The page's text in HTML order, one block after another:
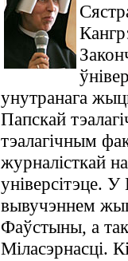
унутранага
Папскай
тэалагічным
журналісткай
універсітэце.
вывучэннем
Фаўстыны, а
Міласэрнасці.